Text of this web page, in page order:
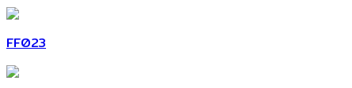
FF023